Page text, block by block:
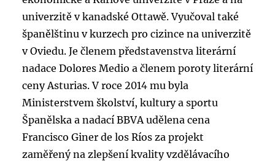
univerzitě v kanadské Ottawě. Vyučoval také
španělštinu v kurzech pro cizince na univerzitě
v Oviedu. Je členem představenstva literární
nadace Dolores Medio a členem poroty literární
ceny Asturias. V roce 2014 mu byla
Ministerstvem školství, kultury a sportu
Španělska a nadací BBVA udělena cena
Francisco Giner de los Ríos za projekt
zaměřený na zlepšení kvality vzdělávacího